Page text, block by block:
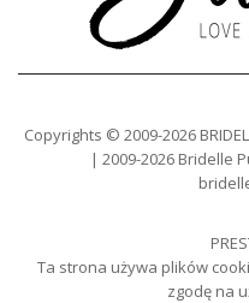
Copyrights © 2009-2026
| 2009-2026 Bridelle
Ta strona używa plików
zgodę na